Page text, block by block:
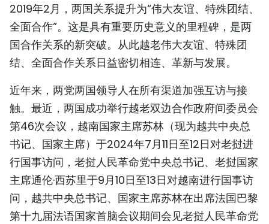
2019年2月，两国关系提升为“伟大友谊、特殊团结、
全面合作”。这是具有重要历史意义的里程碑，是两
国合作关系的新突破。从此越老伟大友谊、特殊团
结、全面合作关系日益密切相连、革新与发展。
近年来，两党两国领导人在所有渠道加强互访与接
触。最近，两国成功举行越老双边合作政府间委员会
第46次会议，越南国家主席苏林（现为越共中央总
书记、国家主席）于2024年7月11日至12日对老挝进
行国事访问，老挝人民革命党中央总书记、老挝国家
主席通伦·西苏里于9月10日至13日对越南进行国事访
问，越共中央总书记、国家主席苏林在出席法国巴黎
第十九届法语国家首脑会议期间会见老挝人民革命党